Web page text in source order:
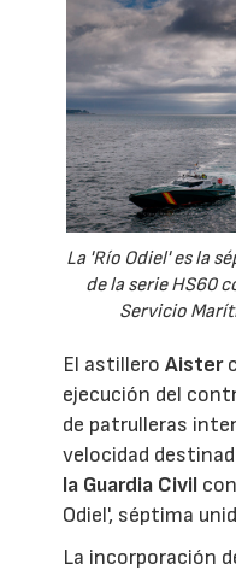
La 'Río Odiel' es la
de la serie HS60
Servicio
El astilleroAister
ejecución del
de patrulleras
velocidad
la Guardia Civil
Odiel', séptima
La incorporación